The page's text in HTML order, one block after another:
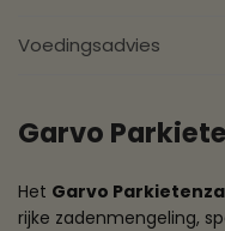
Voedingsadvies
Garvo
Het Garvo
rijke zadenmengeling,